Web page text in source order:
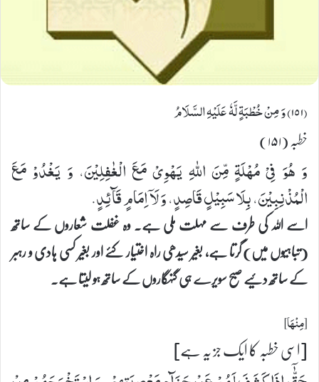
(۱٥۱) وَ مِنْ خُطْبَةٍ لَّهٗ عَلَیْهِ السَّلَامُ
خطبہ (۱۵۱)
وَ هُوَ فِیْ مُهْلَةٍ مِّنَ اللهِ یَهْوِیْ مَعَ الْغٰفِلِیْنَ، وَ یَغْدُوْ مَعَ
الْمُذْنِبِیْنَ، بِلَا سَبِیْلٍ قَاصِدٍ، وَ لَاۤ اِمَامٍ قَآئِدٍ.
اسے اللہ کی طرف سے مہلت ملی ہے۔ وہ غفلت شعاروں کے ساتھ
(تباہیوں میں) گرتا ہے، بغیر سیدھی راہ اختیار کئے اور بغیر کسی ہادی و رہبر
کے ساتھ دئیے صبح سویرے ہی گنہگاروں کے ساتھ ہو لیتا ہے۔
[مِنْهَا]
[اسی خطبہ کا ایک جز یہ ہے]